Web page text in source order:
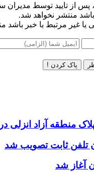
از تایید توسط مدیران
منتشر نخواهد شد.
یا غیر مرتبط با خبر باشد
پاک کردن !
منطقه آزاد انزلی
آغاز شد